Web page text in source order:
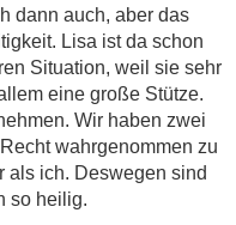
dann auch, aber das
Lisa ist da schon
Situation, weil sie sehr
eine große Stütze.
Wir haben zwei
wahrgenommen zu
als ich. Deswegen sind
so heilig.